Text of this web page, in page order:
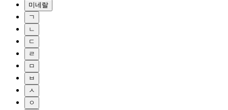
미네랄
ㄱ
ㄴ
ㄷ
ㄹ
ㅁ
ㅂ
ㅅ
ㅇ